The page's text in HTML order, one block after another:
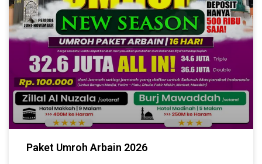
Paket Umroh Arbain 2026